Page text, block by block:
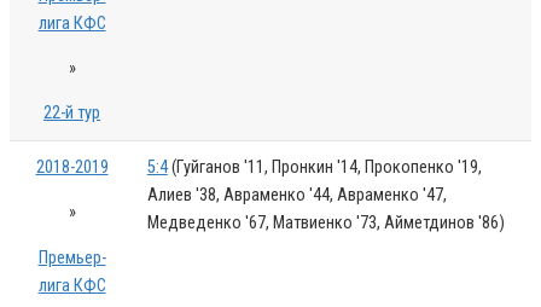
лига КФС
»
22-й тур
2018-2019
»
Премьер-
лига КФС
5:4(Гуйганов '11, Пронкин '14, Прокопенко '19,
Алиев '38, Авраменко '44, Авраменко '47,
Медведенко '67, Матвиенко '73, Айметдинов '86)